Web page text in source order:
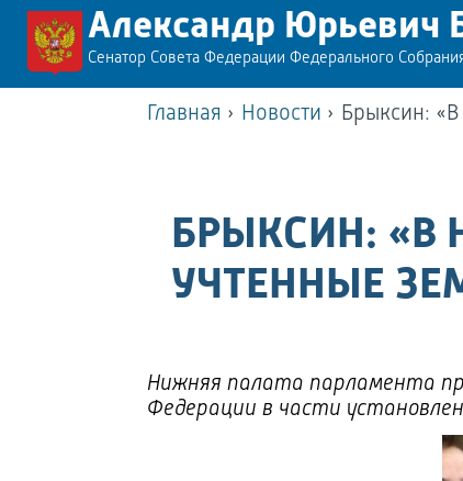
Александр Юрьевич
Сенатор Совета Федерации Федерального
Главная › Новости › Брыксин: «В
БРЫКСИН: «В
УЧТЕННЫЕ
Нижняя палата парламента
Федерации в части